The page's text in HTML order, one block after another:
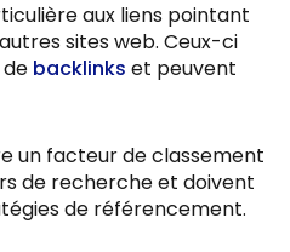
aux liens pointant
sites web. Ceux-ci
backlinks et peuvent
un facteur de classement
de recherche et doivent
de référencement.